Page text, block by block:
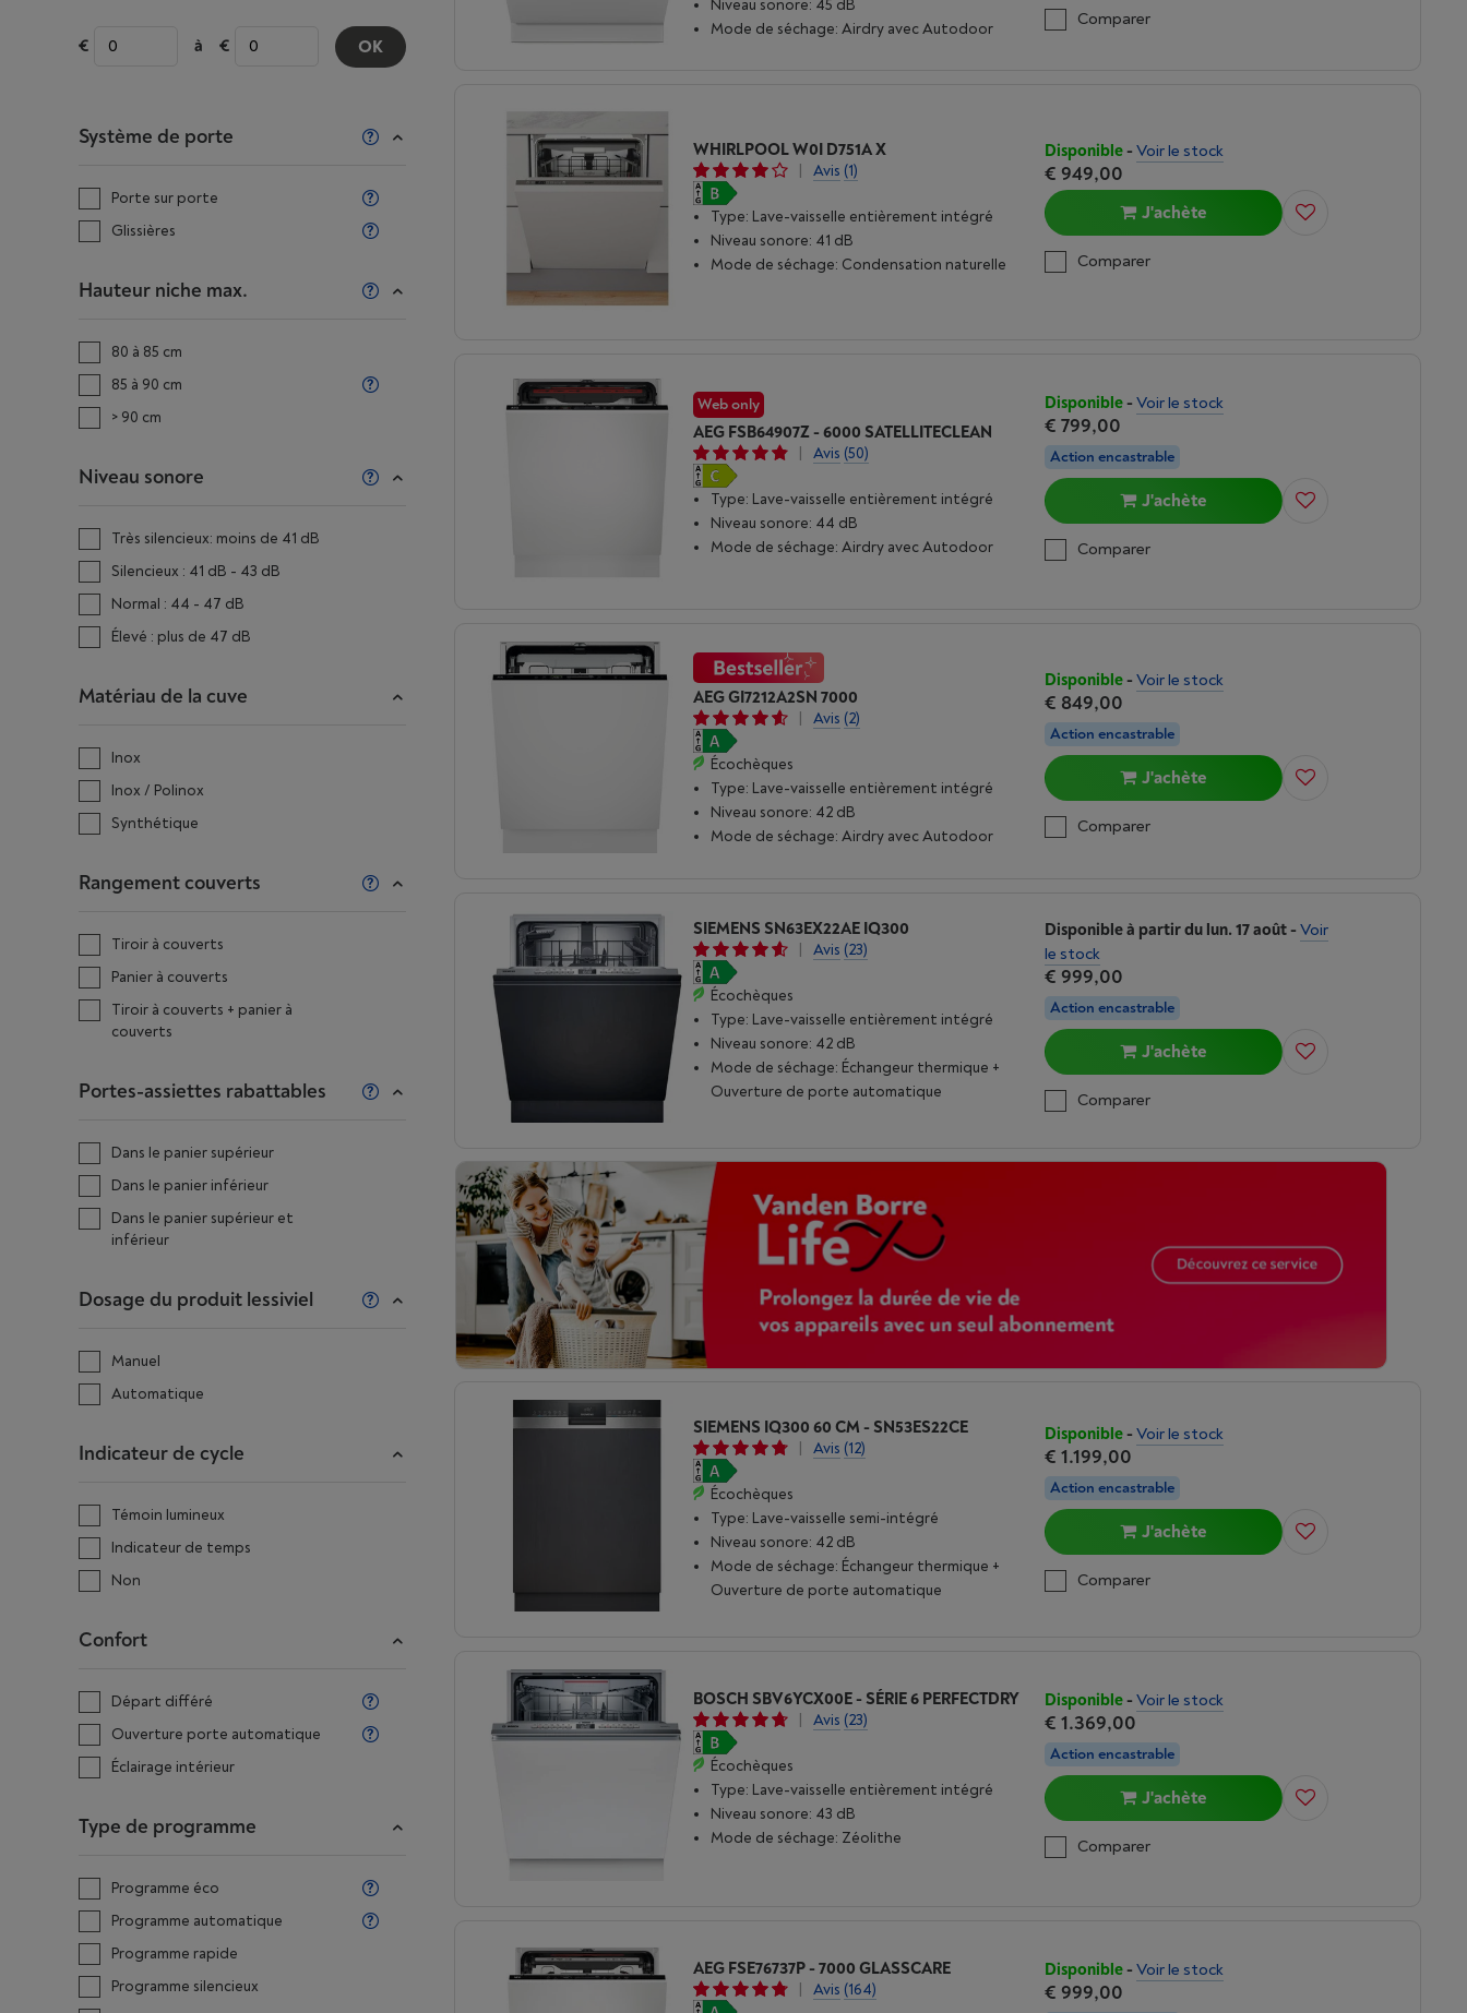
à OK
Système de porte
Porte sur porte
Glissières
Hauteur niche max.
80 à 85 cm
85 à 90 cm
> 90 cm
Niveau sonore
Très silencieux: moins de 41 dB
Silencieux : 41 dB - 43 dB
Normal : 44 - 47 dB
Élevé : plus de 47 dB
Matériau de la cuve
Inox
Inox / Polinox
Synthétique
Rangement couverts
Tiroir à couverts
Panier à couverts
Tiroir à couverts + panier à
couverts
Portes-assiettes rabattables
Dans le panier supérieur
Dans le panier inférieur
Dans le panier supérieur et
inférieur
Dosage du produit lessiviel
Manuel
Automatique
Indicateur de cycle
Témoin lumineux
Indicateur de temps
Non
Confort
Départ différé
Ouverture porte automatique
Éclairage intérieur
Type de programme
Programme éco
Programme automatique
Programme rapide
Programme silencieux
Niveau sonore: 45 dB
Mode de séchage: Airdry avec Autodoor
Comparer
WHIRLPOOL W0I D751A X
Avis (1)
Type: Lave-vaisselle entièrement intégré
Niveau sonore: 41 dB
Mode de séchage: Condensation naturelle
Disponible- Voir le stock
€ 949,00
J'achète
Comparer
Web only
AEG FSB64907Z - 6000 SATELLITECLEAN
|
Avis (50)
Type: Lave-vaisselle entièrement intégré
Niveau sonore: 44 dB
Mode de séchage: Airdry avec Autodoor
Disponible- Voir le stock
€ 799,00
Action encastrable
J'achète
Comparer
AEG GI7212A2SN 7000
Avis (2)
Écochèques
Type: Lave-vaisselle entièrement intégré
Niveau sonore: 42 dB
Mode de séchage: Airdry avec Autodoor
Disponible- Voir le stock
€ 849,00
Action encastrable
J'achète
Comparer
SIEMENS SN63EX22AE IQ300
|
Avis (23)
Écochèques
Type: Lave-vaisselle entièrement intégré
Niveau sonore: 42 dB
Mode de séchage: Échangeur thermique +
Ouverture de porte automatique
Disponible à partir du lun. 17 août- Voir
le stock
€ 999,00
Action encastrable
J'achète
Comparer
SIEMENS IQ300 60 CM - SN53ES22CE
|
Avis (12)
Écochèques
Type: Lave-vaisselle semi-intégré
Niveau sonore: 42 dB
Mode de séchage: Échangeur thermique +
Ouverture de porte automatique
Disponible- Voir le stock
€ 1.199,00
Action encastrable
J'achète
Comparer
BOSCH SBV6YCX00E - SÉRIE 6 PERFECTDRY
|
Avis (23)
Écochèques
Type: Lave-vaisselle entièrement intégré
Niveau sonore: 43 dB
Mode de séchage: Zéolithe
Disponible- Voir le stock
€ 1.369,00
Action encastrable
J'achète
Comparer
AEG FSE76737P - 7000 GLASSCARE
|
Avis (164)
Disponible- Voir le stock
€ 999,00